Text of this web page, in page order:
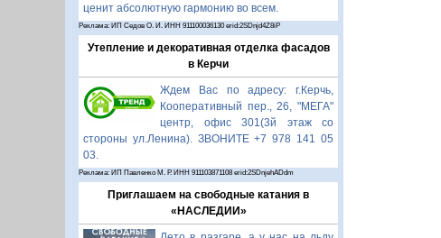
ценит абсолютную гармонию во всем.
Реклама: ИП Седов О. И. ИНН 911100036130 erid:2SDnjd4Z8iP
Утепление и декоративная отделка фасадов
в Керчи
Ждем Вас по адресу: г.Керчь,
Кооперативный пер., 26, "МЕГА"
центр, офис 301(3й этаж со
стороны ул.Ленина). ЗВОНИТЕ +7 978 141 05
03.
Реклама: ИП Павленко М. Р. ИНН 911103871108 erid:2SDnjehADdm
Приглашаем на свободные катания в
«НАСЛЕДИИ»